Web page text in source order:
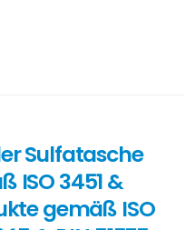
Sulfatasche
ISO 3451 &
gemäß ISO